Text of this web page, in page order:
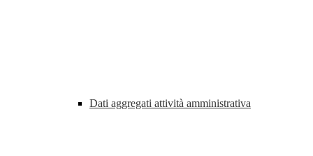
Dati aggregati attività amministrativa